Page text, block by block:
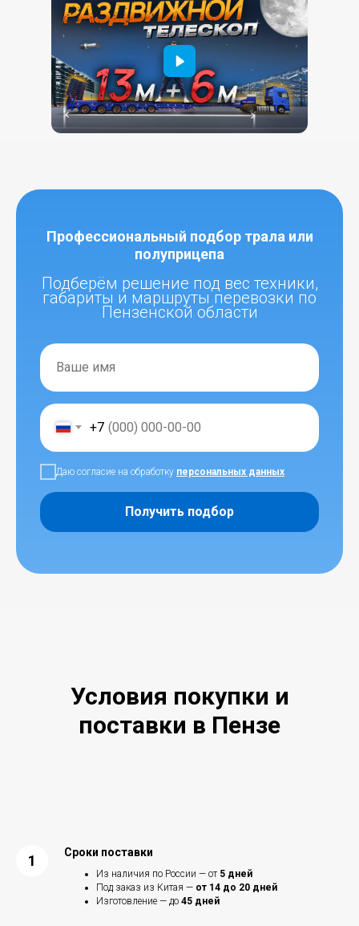
Профессиональный подбор трала или
полуприцепа
Подберём решение под вес техники,
габариты и маршруты перевозки по
Пензенской области
+7
Даю согласие на обработку персональных данных
Получить подбор
Условия покупки и
поставки в Пензе
Сроки поставки
Из наличия по России — от 5 дней
Под заказ из Китая — от 14 до 20 дней
Изготовление — до 45 дней